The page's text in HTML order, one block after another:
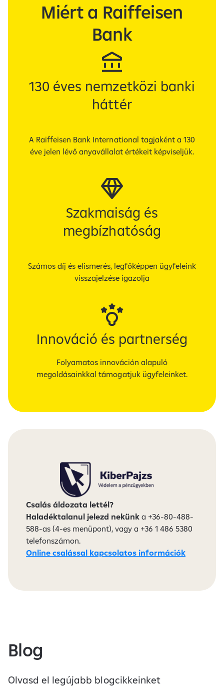
Miért a Raiffeisen
Bank
130 éves nemzetközi banki
háttér
A Raiffeisen Bank International tagjaként a 130
éve jelen lévő anyavállalat értékeit képviseljük.
Szakmaiság és
megbízhatóság
Számos díj és elismerés, legfőképpen ügyfeleink
visszajelzése igazolja
Innováció és partnerség
Folyamatos innováción alapuló
megoldásainkkal támogatjuk ügyfeleinket.
Csalás áldozata lettél?
Haladéktalanul jelezd nekünk a +36-80-488-
588-as (4-es menüpont), vagy a +36 1 486 5380
telefonszámon.
Online csalással kapcsolatos információk
Blog
Olvasd el legújabb blogcikkeinket